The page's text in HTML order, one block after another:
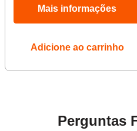
Mais informações
Adicione ao carrinho
Perguntas